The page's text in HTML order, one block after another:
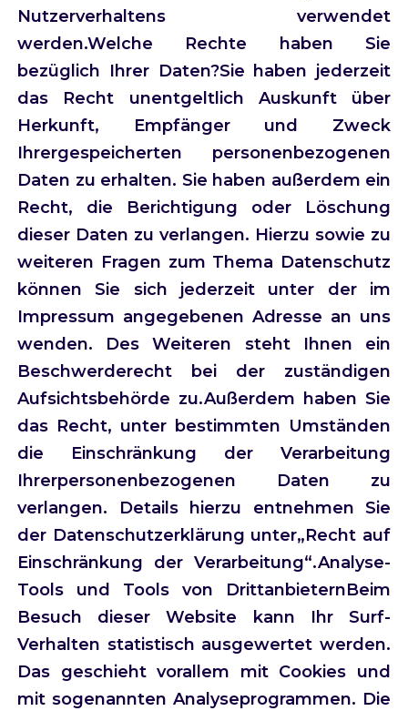
Nutzerverhaltens verwendet
werden.Welche Rechte haben Sie
bezüglich Ihrer Daten?Sie haben jederzeit
das Recht unentgeltlich Auskunft über
Herkunft, Empfänger und Zweck
Ihrergespeicherten personenbezogenen
Daten zu erhalten. Sie haben außerdem ein
Recht, die Berichtigung oder Löschung
dieser Daten zu verlangen. Hierzu sowie zu
weiteren Fragen zum Thema Datenschutz
können Sie sich jederzeit unter der im
Impressum angegebenen Adresse an uns
wenden. Des Weiteren steht Ihnen ein
Beschwerderecht bei der zuständigen
Aufsichtsbehörde zu.Außerdem haben Sie
das Recht, unter bestimmten Umständen
die Einschränkung der Verarbeitung
Ihrerpersonenbezogenen Daten zu
verlangen. Details hierzu entnehmen Sie
der Datenschutzerklärung unter„Recht auf
Einschränkung der Verarbeitung“.Analyse-
Tools und Tools von DrittanbieternBeim
Besuch dieser Website kann Ihr Surf-
Verhalten statistisch ausgewertet werden.
Das geschieht vorallem mit Cookies und
mit sogenannten Analyseprogrammen. Die